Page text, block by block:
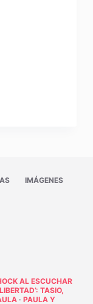
IMÁGENES
AL ESCUCHAR
TASIO,
· PAULA Y